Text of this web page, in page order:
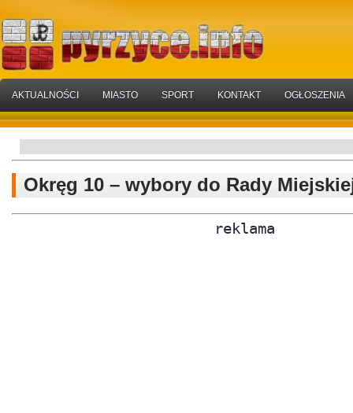
AKTUALNOŚCI MIASTO SPORT KONTAKT OGŁOSZENIA
Okręg 10 – wybory do Rady
reklama